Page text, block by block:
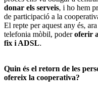
donar els serveis, i ho hem
de participació a la
El repte per aquest any és,
telefonia mòbil, poderoferir
fix i ADSL.
Quin és el retorn de les
ofereix la cooperativa?